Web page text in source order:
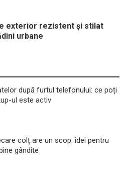
exterior rezistent și stilat
urbane
după furtul telefonului: ce poți
ul este activ
colț are un scop: idei pentru
gândite